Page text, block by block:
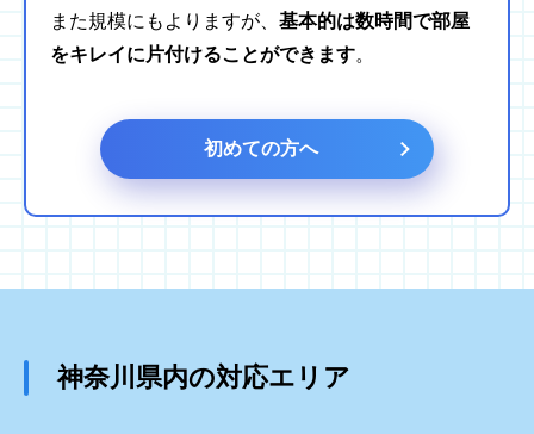
また規模にもよりますが、 基本的は数時間で部屋
をキレイに片付けることができます。
初めての方へ
神奈川県内の対応エリア